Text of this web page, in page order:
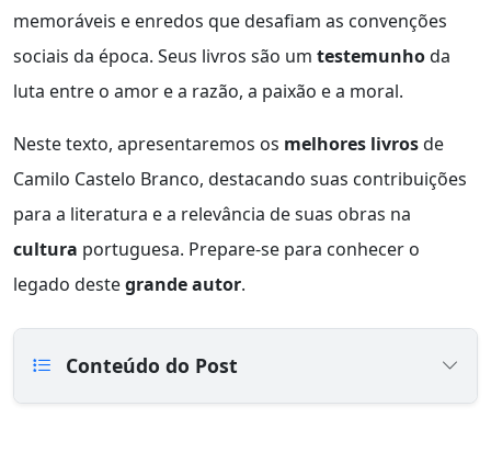
memoráveis e enredos que desafiam as convenções
sociais da época. Seus livros são um testemunhoda
luta entre o amor e a razão, a paixão e a moral.
Neste texto, apresentaremos os melhores livrosde
Camilo Castelo Branco, destacando suas contribuições
para a literatura e a relevância de suas obras na
cultura portuguesa. Prepare-se para conhecer o
legado destegrande autor.
Conteúdo do Post